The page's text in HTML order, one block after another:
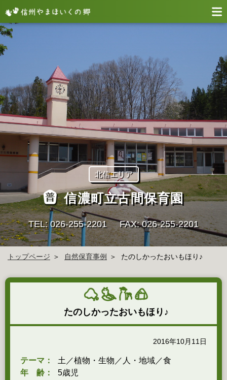
北信エリア
信濃町立古間保育園
TEL: 026-255-2201 FAX: 026-255-2201
トップページ 自然保育事例 たのしかったおいもほり♪
たのしかったおいもほり♪
2016年10月11日
テーマ：
土／植物・生物／人・地域／食
年 齢：
5歳児